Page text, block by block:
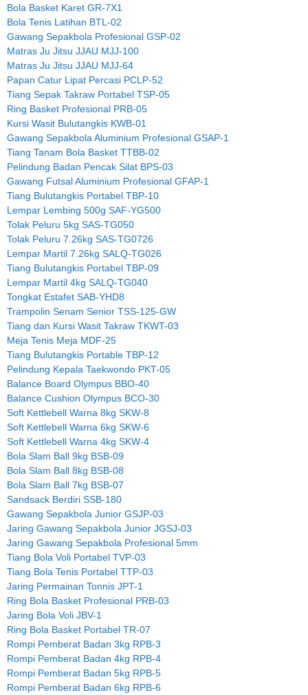
Bola Basket Karet GR-7X1
Bola Tenis Latihan BTL-02
Gawang Sepakbola Profesional GSP-02
Matras Ju Jitsu JJAU MJJ-100
Matras Ju Jitsu JJAU MJJ-64
Papan Catur Lipat Percasi PCLP-52
Tiang Sepak Takraw Portabel TSP-05
Ring Basket Profesional PRB-05
Kursi Wasit Bulutangkis KWB-01
Gawang Sepakbola Aluminium Profesional GSAP-1
Tiang Tanam Bola Basket TTBB-02
Pelindung Badan Pencak Silat BPS-03
Gawang Futsal Aluminium Profesional GFAP-1
Tiang Bulutangkis Portabel TBP-10
Lempar Lembing 500g SAF-YG500
Tolak Peluru 5kg SAS-TG050
Tolak Peluru 7.26kg SAS-TG0726
Lempar Martil 7.26kg SALQ-TG026
Tiang Bulutangkis Portabel TBP-09
Lempar Martil 4kg SALQ-TG040
Tongkat Estafet SAB-YHD8
Trampolin Senam Senior TSS-125-GW
Tiang dan Kursi Wasit Takraw TKWT-03
Meja Tenis Meja MDF-25
Tiang Bulutangkis Portable TBP-12
Pelindung Kepala Taekwondo PKT-05
Balance Board Olympus BBO-40
Balance Cushion Olympus BCO-30
Soft Kettlebell Warna 8kg SKW-8
Soft Kettlebell Warna 6kg SKW-6
Soft Kettlebell Warna 4kg SKW-4
Bola Slam Ball 9kg BSB-09
Bola Slam Ball 8kg BSB-08
Bola Slam Ball 7kg BSB-07
Sandsack Berdiri SSB-180
Gawang Sepakbola Junior GSJP-03
Jaring Gawang Sepakbola Junior JGSJ-03
Jaring Gawang Sepakbola Profesional 5mm
Tiang Bola Voli Portabel TVP-03
Tiang Bola Tenis Portabel TTP-03
Jaring Permainan Tonnis JPT-1
Ring Bola Basket Profesional PRB-03
Jaring Bola Voli JBV-1
Ring Bola Basket Portabel TR-07
Rompi Pemberat Badan 3kg RPB-3
Rompi Pemberat Badan 4kg RPB-4
Rompi Pemberat Badan 5kg RPB-5
Rompi Pemberat Badan 6kg RPB-6